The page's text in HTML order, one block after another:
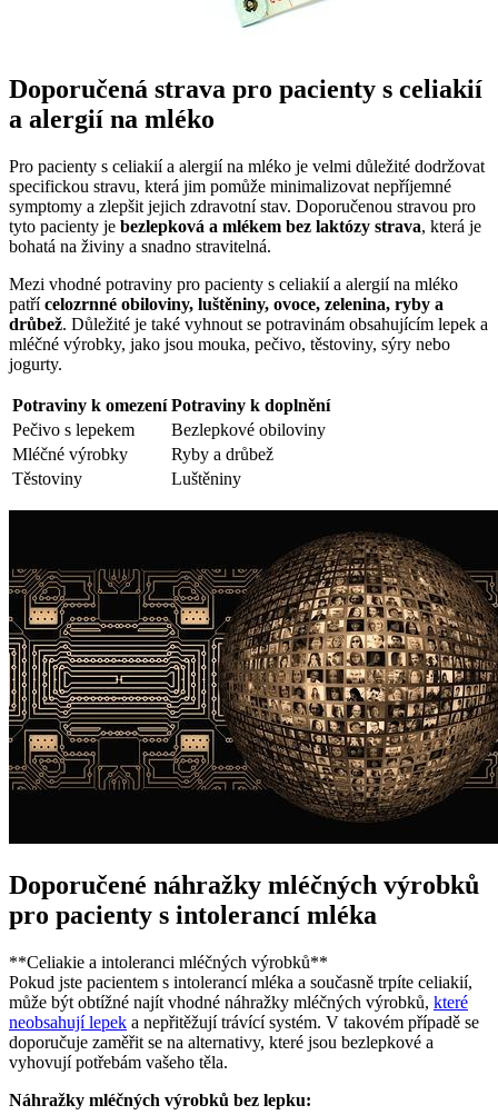
Doporučená strava pro pacienty s celiakií
a alergií na mléko
Pro pacienty s celiakií a alergií na mléko je velmi důležité dodržovat
specifickou stravu, která jim pomůže minimalizovat nepříjemné
symptomy a zlepšit jejich zdravotní stav. Doporučenou stravou pro
tyto pacienty je bezlepková a mlékem bez laktózy strava, která je
bohatá na živiny a snadno stravitelná.
Mezi vhodné potraviny pro pacienty s celiakií a alergií na mléko
patřícelozrnné obiloviny, luštěniny, ovoce, zelenina, ryby a
drůbež. Důležité je také vyhnout se potravinám obsahujícím lepek a
mléčné výrobky, jako jsou mouka, pečivo, těstoviny, sýry nebo
jogurty.
Potraviny k omezení Potraviny k doplnění
Pečivo s lepekem
Bezlepkové obiloviny
Mléčné výrobky
Ryby a drůbež
Těstoviny
Luštěniny
Doporučené náhražky mléčných výrobků
pro pacienty s intolerancí mléka
**Celiakie a intoleranci mléčných výrobků**
Pokud jste pacientem s intolerancí mléka a současně trpíte celiakií,
může být obtížné najít vhodné náhražky mléčných výrobků, které
neobsahují lepek a nepřitěžují trávící systém. V takovém případě se
doporučuje zaměřit se na alternativy, které jsou bezlepkové a
vyhovují potřebám vašeho těla.
Náhražky mléčných výrobků bez lepku: